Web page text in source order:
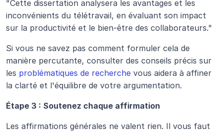
"Cette dissertation analysera les avantages et les
inconvénients du télétravail, en évaluant son impact
sur la productivité et le bien-être des collaborateurs."
Si vous ne savez pas comment formuler cela de
manière percutante, consulter des conseils précis sur
les problématiques de recherche vous aidera à affiner
la clarté et l'équilibre de votre argumentation.
Étape 3 : Soutenez chaque affirmation
Les affirmations générales ne valent rien. Il vous faut